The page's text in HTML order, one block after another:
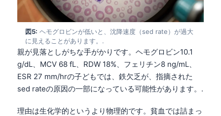
図5: ヘモグロビンが低いと、沈降速度（sed rate）が過大
に見えることがあります。.
親が見落としがちな手がかりです。ヘモグロビン10.1
g/dL、MCV 68 fL、RDW 18%、フェリチン8 ng/mL、
ESR 27 mm/hrの子どもでは、鉄欠乏が、指摘された
sed rateの原因の一部になっている可能性があります。.
理由は生化学的というより物理的です。貧血では詰まっ